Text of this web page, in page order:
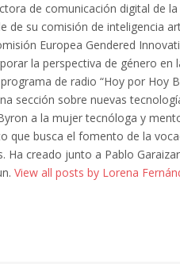
de comunicación digital de la
de su comisión de inteligencia
Europea Gendered
la perspectiva de género en
de radio “Hoy por Hoy
sección sobre nuevas
a la mujer tecnóloga y
que busca el fomento de la
Ha creado junto a Pablo
View all posts by Lorena